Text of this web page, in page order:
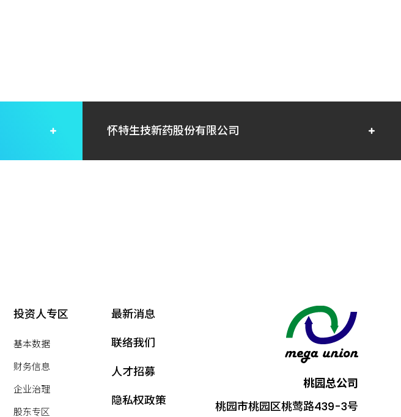
怀特生技新药股份有限公司
投资人专区
基本数据
财务信息
企业治理
股东专区
最新消息
联络我们
人才招募
隐私权政策
桃园总公司
桃园市桃园区桃莺路439-3号